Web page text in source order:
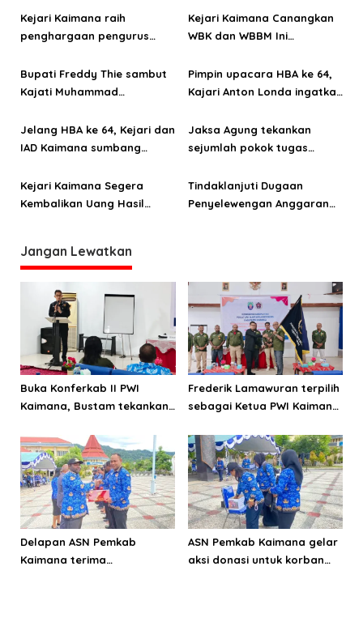
i
p
s
Kejari Kaimana raih
penghargaan pengurus
Kejari Kaimana Canangkan
WBK dan WBBM Ini
Bupati Freddy Thie sambut
Kajati Muhammad
Kaimana
Pimpin upacara HBA ke 64,
Kajari Anton Londa ingatkan
Jelang HBA ke 64, Kejari dan
IAD Kaimana sumbang
Jaksa Agung tekankan
sejumlah pokok tugas
Baru Papua Barat
Kejari Kaimana Segera
Kembalikan Uang Hasil
Tindaklanjuti Dugaan
Penyelewengan Anggaran
Jangan Lewatkan
Buka Konferkab II PWI
Kaimana, Bustam tekankan
dan perilaku
Frederik Lamawuran terpilih
sebagai Ketua PWI Kaimana
Delapan ASN Pemkab
Kaimana terima
ASN Pemkab Kaimana gelar
aksi donasi untuk korban